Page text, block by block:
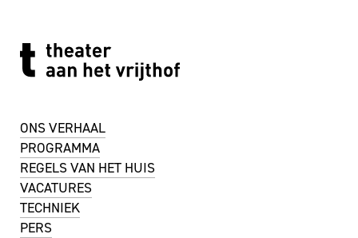
ONS VERHAAL
PROGRAMMA
REGELS VAN HET HUIS
VACATURES
TECHNIEK
PERS